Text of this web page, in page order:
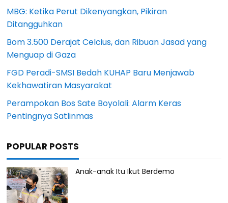
MBG: Ketika Perut Dikenyangkan, Pikiran
Ditangguhkan
Bom 3.500 Derajat Celcius, dan Ribuan Jasad yang
Menguap di Gaza
FGD Peradi-SMSI Bedah KUHAP Baru Menjawab
Kekhawatiran Masyarakat
Perampokan Bos Sate Boyolali: Alarm Keras
Pentingnya Satlinmas
POPULAR POSTS
Anak-anak Itu Ikut Berdemo